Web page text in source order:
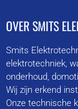
OVER SMITS
Smits
elektrotechniek,
onderhoud,
Wij zijn erkend
Onze technische